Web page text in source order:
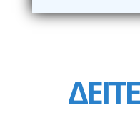
ΔΕΙΤΕ